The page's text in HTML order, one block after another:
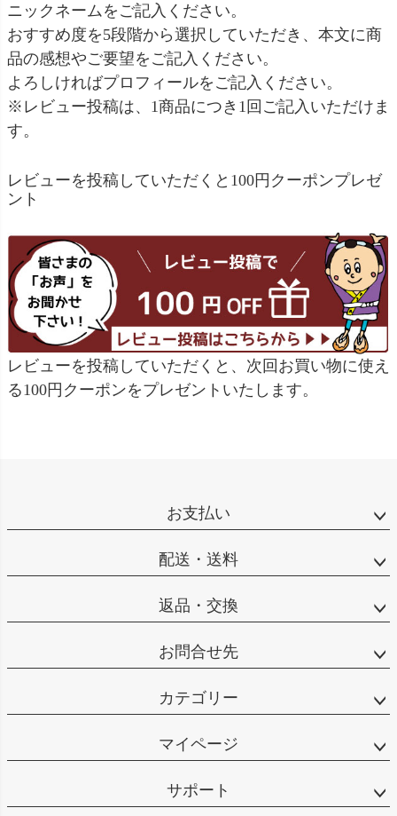
ニックネームをご記入ください。
おすすめ度を5段階から選択していただき、本文に商
品の感想やご要望をご記入ください。
よろしければプロフィールをご記入ください。
※レビュー投稿は、1商品につき1回ご記入いただけま
す。
レビューを投稿していただくと100円クーポンプレゼ
ント
レビューを投稿していただくと、次回お買い物に使え
る100円クーポンをプレゼントいたします。
お支払い
配送・送料
返品・交換
お問合せ先
カテゴリー
マイページ
サポート